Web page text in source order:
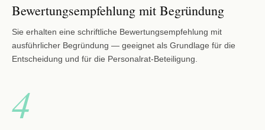
Bewertungsempfehlung mit Begründung
Sie erhalten eine schriftliche Bewertungsempfehlung mit
ausführlicher Begründung — geeignet als Grundlage für die
Entscheidung und für die Personalrat-Beteiligung.
4